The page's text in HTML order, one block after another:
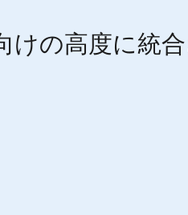
の高度に統